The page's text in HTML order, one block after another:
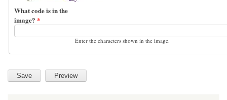
What code is in the
image? *
Enter the characters shown in the image.